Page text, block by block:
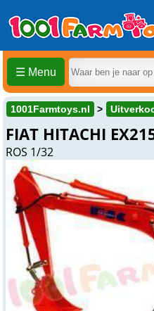
☰ Menu
1001Farmtoys.nl
FIAT HITACHI
ROS 1/32